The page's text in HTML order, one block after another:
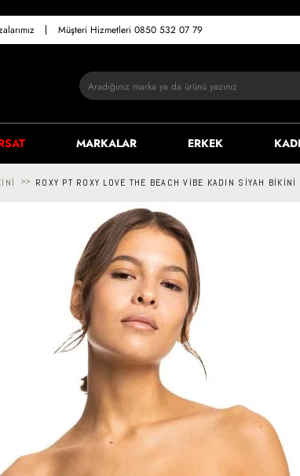
Müşteri Hizmetleri 0850 532 07 79
MARKALAR ERKEK
>> ROXY PT ROXY LOVE THE BEACH VIBE KADIN SIYAH BIKINI